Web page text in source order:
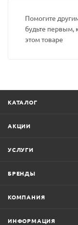
Помогите
будьте первым,
этом товаре
КАТАЛОГ
АКЦИИ
УСЛУГИ
БРЕНДЫ
КОМПАНИЯ
ИНФОРМАЦИЯ